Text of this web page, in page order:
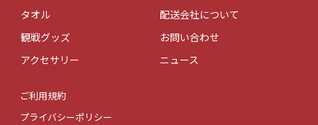
タオル
観戦グッズ
アクセサリー
配送会社について
お問い合わせ
ニュース
ご利用規約
プライバシーポリシー